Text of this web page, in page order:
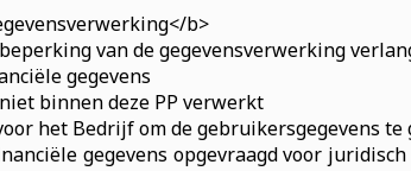
b>
van de gegevensverwerking
gegevens
binnen deze PP verwerkt
het Bedrijf om de gebruikersgegevens
gegevens opgevraagd voor